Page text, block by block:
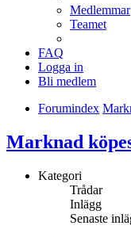
Medlemmar
Teamet
FAQ
Logga in
Bli medlem
Forumindex
Marknad
Kategori
Trådar
Inlägg
Senaste